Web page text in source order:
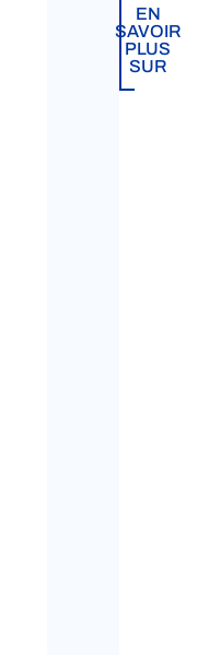
EN
SAVOIR
PLUS
SUR